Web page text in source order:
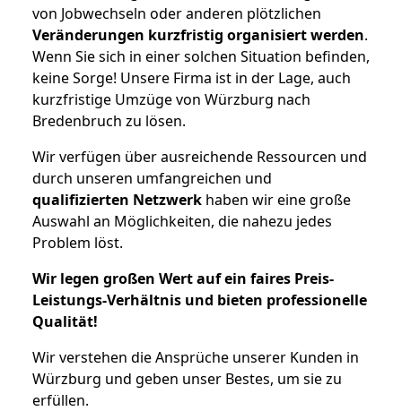
von Jobwechseln oder anderen plötzlichen
Veränderungen kurzfristig organisiert werden.
Wenn Sie sich in einer solchen Situation befinden,
keine Sorge! Unsere Firma ist in der Lage, auch
kurzfristige Umzüge von Würzburg nach
Bredenbruch zu lösen.
Wir verfügen über ausreichende Ressourcen und
durch unseren umfangreichen und
qualifizierten Netzwerk haben wir eine große
Auswahl an Möglichkeiten, die nahezu jedes
Problem löst.
Wir legen großen Wert auf ein faires Preis-
Leistungs-Verhältnis und bieten professionelle
Qualität!
Wir verstehen die Ansprüche unserer Kunden in
Würzburg und geben unser Bestes, um sie zu
erfüllen.